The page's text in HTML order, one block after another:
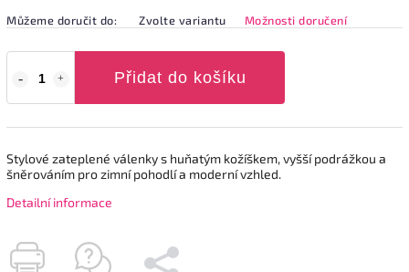
Můžeme doručit do: Zvolte variantu Možnosti doručení
Přidat do košíku
Stylové zateplené válenky s huňatým kožíškem, vyšší podrážkou a
šněrováním pro zimní pohodlí a moderní vzhled.
Detailní informace